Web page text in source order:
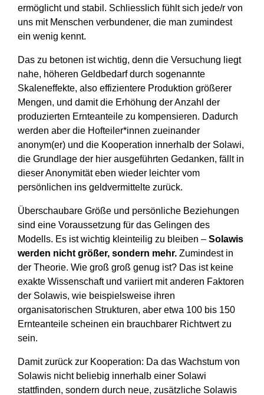
ermöglicht und stabil. Schliesslich fühlt sich jede/r von
uns mit Menschen verbundener, die man zumindest
ein wenig kennt.
Das zu betonen ist wichtig, denn die Versuchung liegt
nahe, höheren Geldbedarf durch sogenannte
Skaleneffekte, also effizientere Produktion größerer
Mengen, und damit die Erhöhung der Anzahl der
produzierten Ernteanteile zu kompensieren. Dadurch
werden aber die Hofteiler*innen zueinander
anonym(er) und die Kooperation innerhalb der Solawi,
die Grundlage der hier ausgeführten Gedanken, fällt in
dieser Anonymität eben wieder leichter vom
persönlichen ins geldvermittelte zurück.
Überschaubare Größe und persönliche Beziehungen
sind eine Voraussetzung für das Gelingen des
Modells. Es ist wichtig kleinteilig zu bleiben – Solawis
werden nicht größer, sondern mehr. Zumindest in
der Theorie. Wie groß groß genug ist? Das ist keine
exakte Wissenschaft und variiert mit anderen Faktoren
der Solawis, wie beispielsweise ihren
organisatorischen Strukturen, aber etwa 100 bis 150
Ernteanteile scheinen ein brauchbarer Richtwert zu
sein.
Damit zurück zur Kooperation: Da das Wachstum von
Solawis nicht beliebig innerhalb einer Solawi
stattfinden, sondern durch neue, zusätzliche Solawis